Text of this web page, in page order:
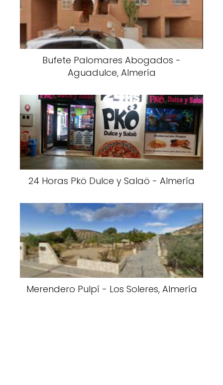
Bufete Palomares Abogados -
Aguadulce, Almería
24 Horas Pkö Dulce y Salaö - Almería
Merendero Pulpí - Los Soleres, Almería